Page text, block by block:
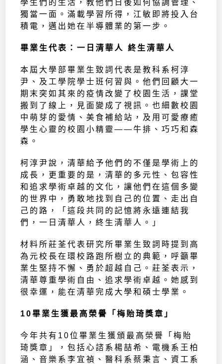
學生們的生活，教他們日後如何協調管理、
獨當一面。滿載學習所得，江敏即將投入台
積電，邁出她在半導體業的第一步。
畢業生代表：一日清華人 終生清華人
本屆大學部畢業生致詞代表是教科系柯淳
尹、及工學院學士班何習與。他們回顧大一
期末突如其來的疫情改變了校園生活，課堂
搬到了線上，見面變成了視訊。也細數校園
中萌芽的愛情、美食補給站，及用可愛療癒
學生心靈的校園小精靈——牛排、巧巧和森
森。
柯淳尹說，清華給予他們的不僅是學術上的
成長，更重要的是，清華的多元性、包容性
和追求學術卓越的文化，讓他們在這個多變
的世界中，勇敢地找到自己的位置、走出自
己的路，「這段共同的記憶將永遠連結我
們，一日清華人，終生清華人。」
材料所莊荃代表研究所畢業生致詞時提到高
為元校長在環校路跑所樹立的典範，呼籲畢
業生堅持不懈、勇於超越自己。莊荃表示，
清華尊重學術自由、追求學術卓越。她感到
很幸運，能在清華完成大學和碩士學業。
10畢業生獲最高榮譽「梅貽琦獎章」
今年共有10位畢業生獲頒最高榮譽「梅貽
琦獎章」，包括心諮系楊喆希、電機系王柏
涵、音樂系李宜禎、醫科系蔡秉言、資工系